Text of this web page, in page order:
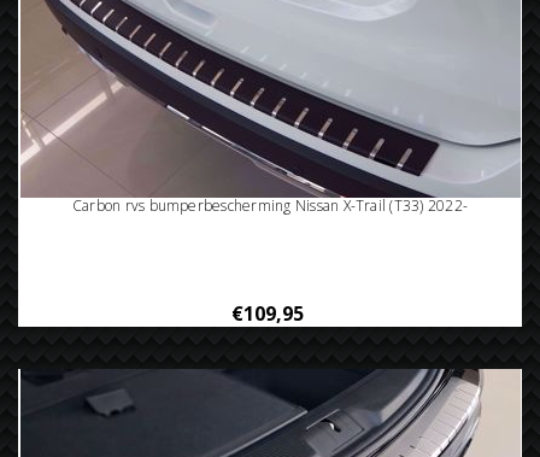
Carbon rvs bumperbescherming Nissan X-Trail (T33) 2022-
€109,95